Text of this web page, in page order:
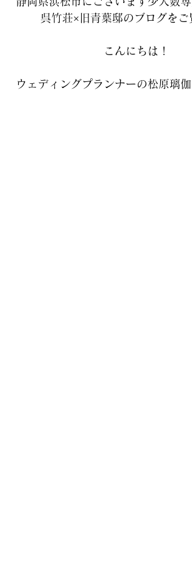
呉竹荘×旧青葉邸のブログをご
こんにちは！
ウェディングプランナーの松原璃伽